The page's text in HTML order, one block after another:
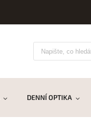
DENNÍ OPTIKA